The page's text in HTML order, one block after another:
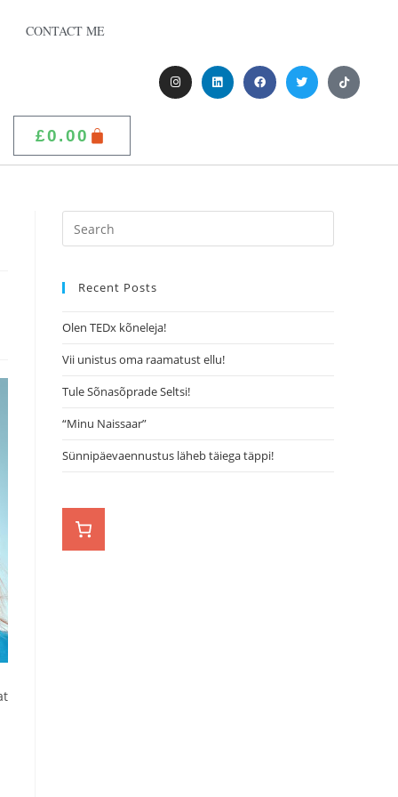
CONTACT ME
£0.00
Recent Posts
Olen TEDx kõneleja!
Vii unistus oma raamatust ellu!
Tule Sõnasõprade Seltsi!
“Minu Naissaar”
Sünnipäevaennustus läheb täiega täppi!